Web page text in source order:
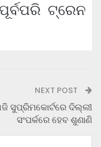
ଟ୍ରେନ
NEXT POST
ସୁପ୍ରିମକୋର୍ଟରେ ଦିଲ୍ଲୀ
ସଂପର୍କରେ ହେବ ଶୁଣାଣି